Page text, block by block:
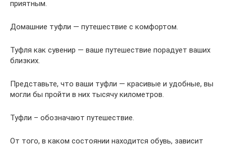
приятным.
Домашние туфли — путешествие с комфортом.
Туфля как сувенир — ваше путешествие порадует ваших
близких.
Представьте, что ваши туфли — красивые и удобные, вы
могли бы пройти в них тысячу километров.
Туфли – обозначают путешествие.
От того, в каком состоянии находится обувь, зависит